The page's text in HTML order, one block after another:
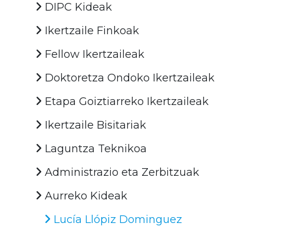
DIPC Kideak
Ikertzaile Finkoak
Fellow Ikertzaileak
Doktoretza Ondoko Ikertzaileak
Etapa Goiztiarreko Ikertzaileak
Ikertzaile Bisitariak
Laguntza Teknikoa
Administrazio eta Zerbitzuak
Aurreko Kideak
Lucía Llópiz Dominguez